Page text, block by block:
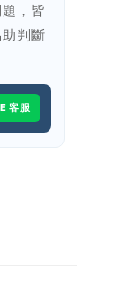
，皆
判斷
客服